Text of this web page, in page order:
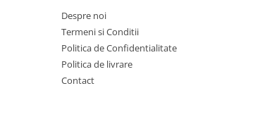
Despre noi
Termeni si Conditii
Politica de Confidentialitate
Politica de livrare
Contact